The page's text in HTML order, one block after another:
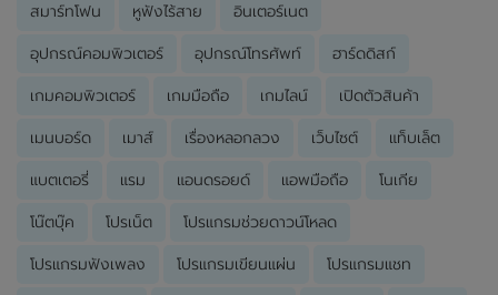
สมาร์ทโฟน หูฟังไร้สาย อินเตอร์เนต
อุปกรณ์คอมพิวเตอร์ อุปกรณ์โทรศัพท์ ฮาร์ดดิสก์
เกมคอมพิวเตอร์ เกมมือถือ เกมไลน์ เปิดตัวสินค้า
เมนบอร์ด เมาส์ เรื่องหลอกลวง เว็บไซต์ แท็บเล็ต
แบตเตอรี่ แรม แอนดรอยด์ แอพมือถือ โนเกีย
โน๊ตบุ๊ค โปรเน็ต โปรแกรมช่วยดาวน์โหลด
โปรแกรมฟังเพลง โปรแกรมเขียนแผ่น โปรแกรมแชท